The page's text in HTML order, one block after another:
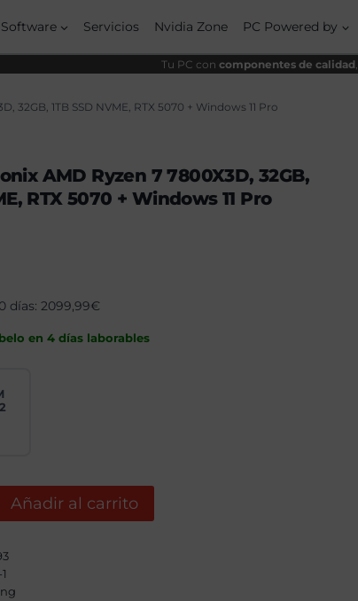
Servicios Nvidia Zone PC Powered by
Tu PC con componentes de calidad,
32GB, 1TB SSD NVME, RTX 5070 + Windows 11 Pro
AMD Ryzen 7 7800X3D, 32GB,
RTX 5070 + Windows 11 Pro
días: 2099,99€
en 4 días laborables
Añadir al carrito
era:
2519,00€.
es:
2189,99€.